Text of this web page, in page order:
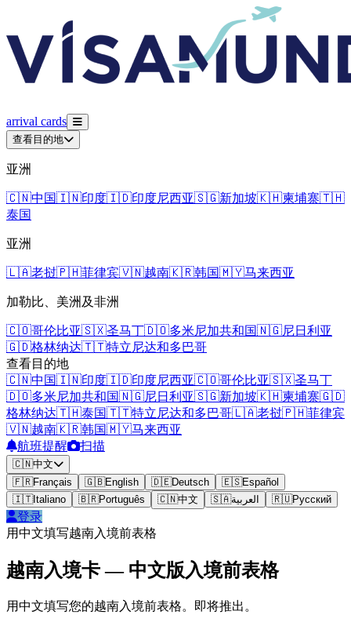
arrival cards
查看目的地
亚洲
🇨🇳中国🇮🇳印度🇮🇩印度尼西亚🇸🇬新加坡🇰🇭柬埔寨🇹🇭
泰国
亚洲
🇱🇦老挝🇵🇭菲律宾🇻🇳越南🇰🇷韩国🇲🇾马来西亚
加勒比、美洲及非洲
🇨🇴哥伦比亚🇸🇽圣马丁🇩🇴多米尼加共和国🇳🇬尼日利亚
🇬🇩格林纳达🇹🇹特立尼达和多巴哥
查看目的地
🇨🇳中国🇮🇳印度🇮🇩印度尼西亚🇨🇴哥伦比亚🇸🇽圣马丁
🇩🇴多米尼加共和国🇳🇬尼日利亚🇸🇬新加坡🇰🇭柬埔寨🇬🇩
格林纳达🇹🇭泰国🇹🇹特立尼达和多巴哥🇱🇦老挝🇵🇭菲律宾
🇻🇳越南🇰🇷韩国🇲🇾马来西亚
航班提醒
扫描
🇨🇳中文
🇫🇷Français 🇬🇧English 🇩🇪Deutsch 🇪🇸Español
🇮🇹Italiano 🇧🇷Português 🇨🇳中文 🇸🇦العربية 🇷🇺Русский
登录
用中文填写越南入境前表格
越南入境卡 — 中文版入境前表格
用中文填写您的越南入境前表格。即将推出。